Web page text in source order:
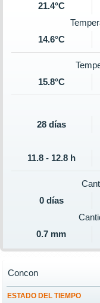
21.4°C
14.6°C
15.8°C
28 días
11.8 - 12.8 h
0 días
0.7 mm
ESTADO DEL TIEMPO
Concon